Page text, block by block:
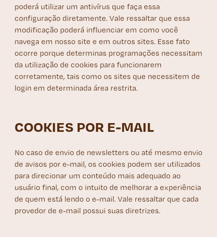
poderá utilizar um antivírus que faça essa
configuração diretamente. Vale ressaltar que essa
modificação poderá influenciar em como você
navega em nosso site e em outros sites. Esse fato
ocorre porque determinas programações necessitam
da utilização de cookies para funcionarem
corretamente, tais como os sites que necessitem de
login em determinada área restrita.
COOKIES POR E-MAIL
No caso de envio de newsletters ou até mesmo envio
de avisos por e-mail, os cookies podem ser utilizados
para direcionar um conteúdo mais adequado ao
usuário final, com o intuito de melhorar a experiência
de quem está lendo o e-mail. Vale ressaltar que cada
provedor de e-mail possui suas diretrizes.